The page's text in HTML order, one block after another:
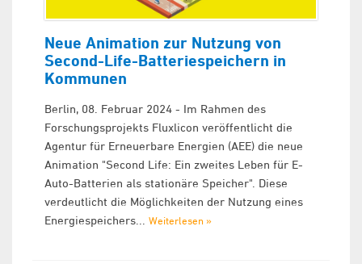
Neue Animation zur Nutzung von
Second-Life-Batteriespeichern in
Kommunen
Berlin, 08. Februar 2024 - Im Rahmen des
Forschungsprojekts Fluxlicon veröffentlicht die
Agentur für Erneuerbare Energien (AEE) die neue
Animation "Second Life: Ein zweites Leben für E-
Auto-Batterien als stationäre Speicher". Diese
verdeutlicht die Möglichkeiten der Nutzung eines
Energiespeichers... Weiterlesen »